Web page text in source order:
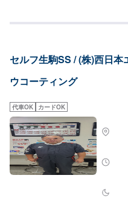
円（XLサイズ）●油膜取り（15分
セルフ生駒SS / (株)西日
ウコーティング
代車OK カードOK